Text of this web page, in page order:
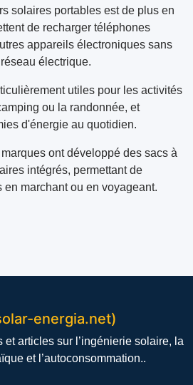
solaires portables est de plus en
de recharger téléphones
appareils électroniques sans
électrique.
utiles pour les activités
ou la randonnée, et
d'énergie au quotidien.
ont développé des sacs à
intégrés, permettant de
marchant ou en voyageant.
energia.net)
et articles sur l’ingénierie solaire, la
et l’autoconsommation..